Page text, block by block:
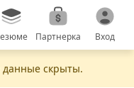
Партнерка Вход
данные скрыты.